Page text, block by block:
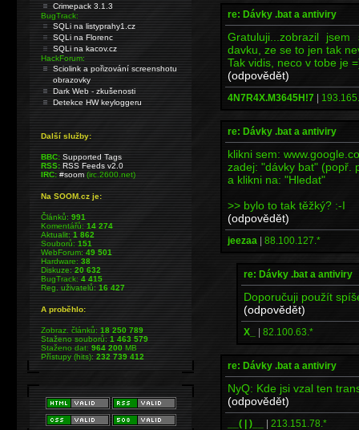
re: Dávky .bat a antiviry
Gratuluji...zobrazil
davku, ze se to jen tak
Tak vidis, neco v tobe je
(odpovědět)
4N7R4X.M3645H!7 |
re: Dávky .bat a antiviry
klikni sem:
zadej: "dávky bat" (popř.
a klikni na: "Hledat"
>> bylo to tak těžký? :-I
(odpovědět)
jeezaa | 88.100.127.*
re: Dávky .bat a antiviry
Doporučuji použít
(odpovědět)
X_ | 82.100.63.*
re: Dávky .bat a antiviry
NyQ: Kde jsi vzal ten
(odpovědět)
__( | )__ | 213.151.78.*
Crimepack 3.1.3
BugTrack:
SQLi na listyprahy1.cz
SQLi na Florenc
SQLi na kacov.cz
HackForum:
Sciolink a pořizování screenshotu
obrazovky
Dark Web - zkušenosti
Detekce HW keyloggeru
Další služby:
BBC: Supported Tags
RSS: RSS Feeds v2.0
IRC: #soom(irc.2600.net)
Na SOOM.cz je:
Článků:991
Komentářů:14 274
Aktualit:1 862
Souborů:151
WebForum:49 501
Hardware:38
Diskuze:20 632
BugTrack:4 415
Reg. uživatelů:16 427
A proběhlo:
Zobraz. článků:18 250 789
Staženo souborů:1 463 579
Staženo dat:964 200MB
Přístupy (hits):232 739 412